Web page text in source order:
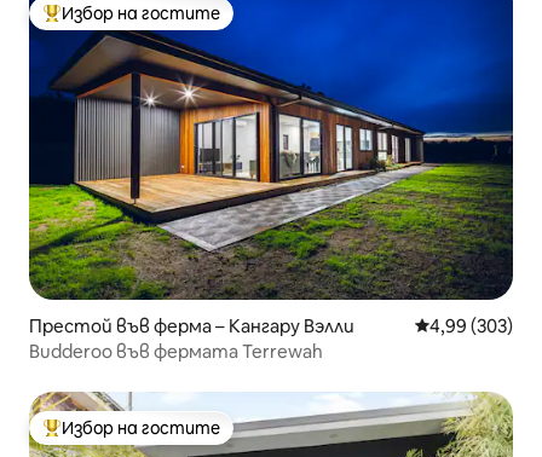
Най-популярен избор на гостите
Избор на гостите
Престой във ферма – Кангару Вэлли Средна
4,99 (303)
Budderoo във фермата Terrewah
Най-популярен избор на гостите
Избор на гостите